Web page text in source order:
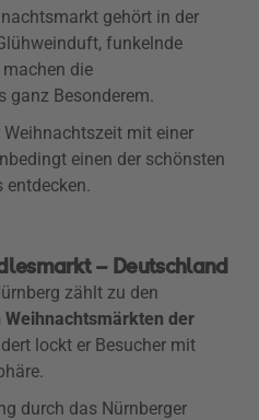
gehört in der
funkelnde
die
ganz Besonderem.
mit einer
einen der schönsten
entdecken.
– Deutschland
zählt zu den
der
lockt er Besucher mit
durch das Nürnberger